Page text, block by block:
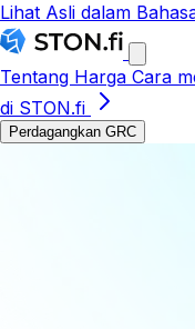
Lihat Asli dalam
Tentang Harga Cara
di STON.fi
Perdagangkan GRC